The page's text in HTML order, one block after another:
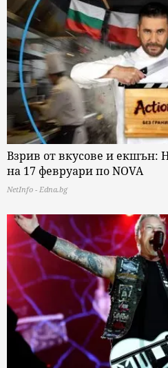
Взрив от вкусове и екшън:
на 17 февруари по NOVA
NetInfo - Edna.bg